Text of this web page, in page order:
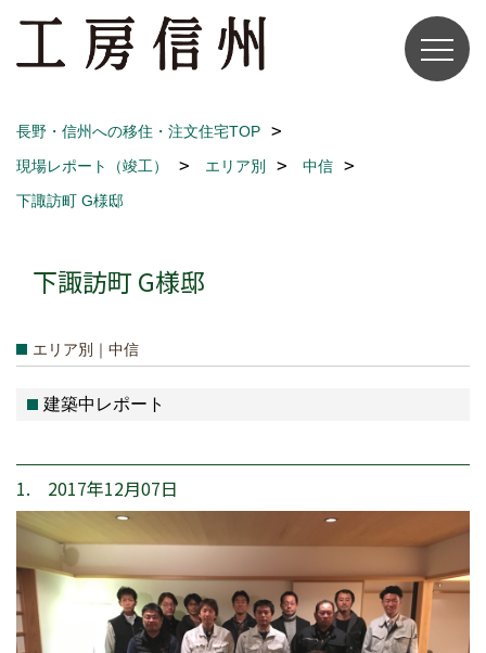
長野・信州への移住・注文住宅TOP
現場レポート（竣工）
エリア別
中信
下諏訪町 G様邸
下諏訪町 G様邸
エリア別｜中信
建築中レポート
1. 2017年12月07日